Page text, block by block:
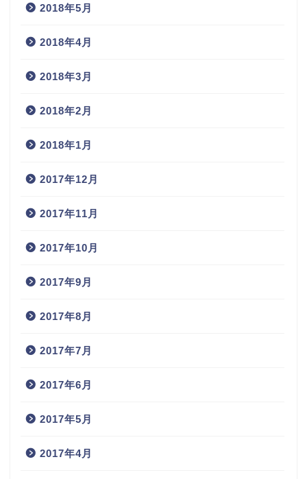
2018年5月
2018年4月
2018年3月
2018年2月
2018年1月
2017年12月
2017年11月
2017年10月
2017年9月
2017年8月
2017年7月
2017年6月
2017年5月
2017年4月